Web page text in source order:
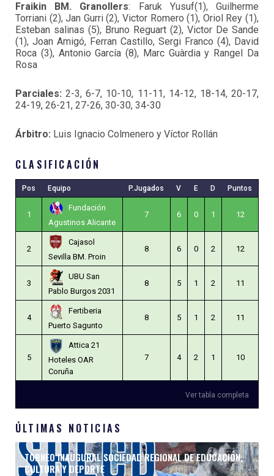
Fraikin BM. Granollers: Faruk Yusuf(1), Guilherme
Torriani (2), Jan Gurri (2), Victor Romero (1), Oriol Rey (1),
Esteban salinas (5), Bruno Reguart (2), Victor De Sande
(1), Joan Amigó, Ferran Castillo, Sergi Franco (4), David
Roca (3), Antonio García (8), Marc Guàrdia y Rangel Da
Rosa
Parciales: 2-3, 6-7, 10-10, 11-11, 14-12, 18-14, 20-17,
24-19, 26-21, 27-26, 30-30, 34-30
Árbitro: Luis Ignacio Colmenero y Víctor Rollán
CLASIFICACIÓN
Pos Equipo P.Jugados V E D Puntos
1
Fundación
Agustinos Alicante
7 6 0 1 12
2
Cajasol
Sevilla BM. Proin
8 6 0 2 12
3
UBU San
Pablo Burgos 2031
8 5 1 2 11
4
Fertiberia
Puerto Sagunto
8 5 1 2 11
5
Attica 21
Hoteles OAR
Coruña
7 4 2 1 10
Ver tabla completa
ÚLTIMAS NOTICIAS
TORNEO INAUGURAL SOCIEDAD REGIONAL DE EDUCACIÓN,
CULTURA Y DEPORTE